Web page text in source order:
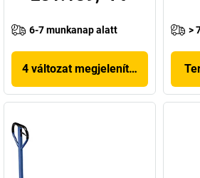
6-7 munkanap alatt
4 változat megjelenítése
>